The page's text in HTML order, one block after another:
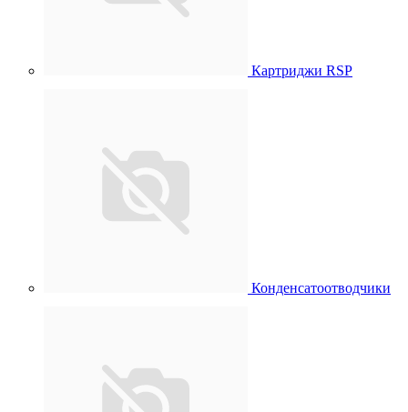
Картриджи RSP
Конденсатоотводчики